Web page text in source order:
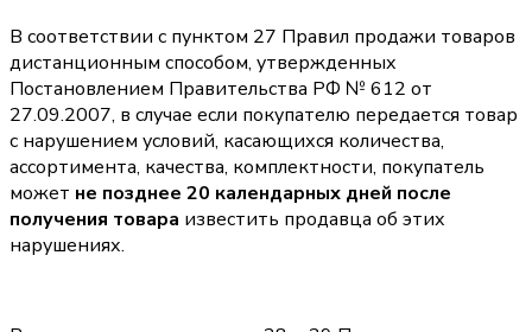
В соответствии с пунктом 27 Правил продажи товаров
дистанционным способом, утвержденных
Постановлением Правительства РФ № 612 от
27.09.2007, в случае если покупателю передается товар
с нарушением условий, касающихся количества,
ассортимента, качества, комплектности, покупатель
может не позднее 20 календарных дней после
получения товара известить продавца об этих
нарушениях.